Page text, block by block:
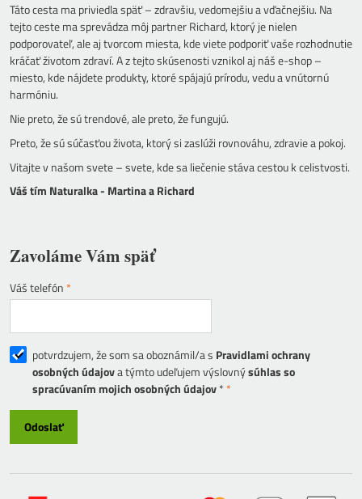
Táto cesta ma priviedla späť – zdravšiu, vedomejšiu a vďačnejšiu. Na
tejto ceste ma sprevádza môj partner Richard, ktorý je nielen
podporovateľ, ale aj tvorcom miesta, kde viete podporiť vaše rozhodnutie
kráčať životom zdraví. A z tejto skúsenosti vznikol aj náš e-shop –
miesto, kde nájdete produkty, ktoré spájajú prírodu, vedu a vnútornú
harmóniu.
Nie preto, že sú trendové, ale preto, že fungujú.
Preto, že sú súčasťou života, ktorý si zaslúži rovnováhu, zdravie a pokoj.
Vitajte v našom svete – svete, kde sa liečenie stáva cestou k celistvosti.
Váš tím Naturalka - Martina a Richard
Zavoláme Vám späť
Váš telefón *
potvrdzujem, že som sa oboznámil/a s Pravidlami ochrany
osobných údajova týmto udeľujem výslovnýsúhlas so
spracúvaním mojich osobných údajov**
Odoslať